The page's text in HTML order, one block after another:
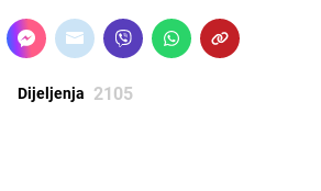
Dijeljenja 2105